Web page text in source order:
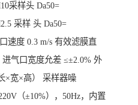
采样头 Da50=
采样 头 Da50=
速度 0.3 m/s 有效滤膜直
气口宽度允差 ≤±2.0% 外
×宽×高） 采样器噪
（±10%），50Hz，内置